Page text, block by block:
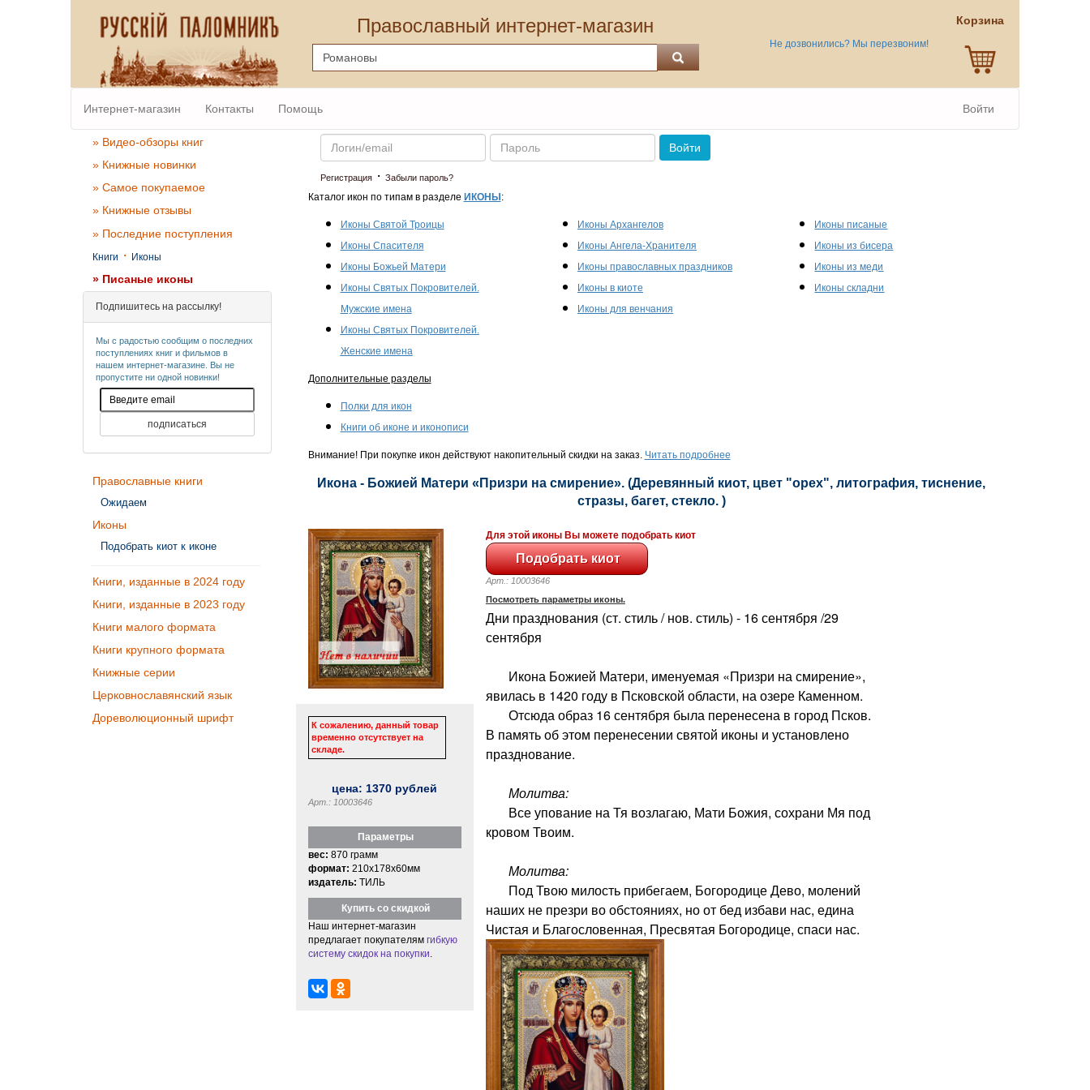
Православный интернет-магазин
Не дозвонились? Мы перезвоним!
Корзина
Интернет-магазин Контакты Помощь Войти
» Видео-обзоры книг
» Книжные новинки
» Самое покупаемое
» Книжные отзывы
» Последние поступления
Книги · Иконы
» Писаные иконы
Подпишитесь на рассылку!
Мы с радостью сообщим о последних
поступлениях книг и фильмов в
нашем интернет-магазине. Вы не
пропустите ни одной новинки!
Православные книги
Ожидаем
Иконы
Подобрать киот к иконе
Книги, изданные в 2024 году
Книги, изданные в 2023 году
Книги малого формата
Книги крупного формата
Книжные серии
Церковнославянский язык
Дореволюционный шрифт
Email Пароль
Войти
Регистрация· Забыли пароль?
Каталог икон по типам в разделе ИКОНЫ :
Иконы Святой Троицы
Иконы Спасителя
Иконы Божьей Матери
Иконы Святых Покровителей.
Мужские имена
Иконы Святых Покровителей.
Женские имена
Иконы Архангелов
Иконы Ангела-Хранителя
Иконы православных праздников
Иконы в киоте
Иконы для венчания
Иконы писаные
Иконы из бисера
Иконы из меди
Иконы складни
Дополнительные разделы
Полки для икон
Книги об иконе и иконописи
Внимание! При покупке икон действуют накопительный скидки на заказ. Читать подробнее
Икона - Божией Матери «Призри на смирение». (Деревянный киот, цвет "орех", литография, тиснение,
стразы, багет, стекло. )
К сожалению, данный товар
временно отсутствует на
складе.
цена: 1370 рублей
Арт.: 10003646
Параметры
вес: 870 грамм
формат: 210x178x60мм
издатель: ТИЛЬ
Купить со скидкой
Наш интернет-магазин
предлагает покупателям гибкую
систему скидок на покупки
Для этой иконы Вы можете подобрать киот
Арт.: 10003646
Посмотреть параметры иконы.
Дни празднования (ст. стиль / нов. стиль) - 16 сентября /29
сентября
Икона Божией Матери, именуемая «Призри на смирение»,
явилась в 1420 году в Псковской области, на озере Каменном.
Отсюда образ 16 сентября была перенесена в город Псков.
В память об этом перенесении святой иконы и установлено
празднование.
Молитва:
Все упование на Тя возлагаю, Мати Божия, сохрани Мя под
кровом Твоим.
Молитва:
Под Твою милость прибегаем, Богородице Дево, молений
наших не презри во обстояниях, но от бед избави нас, едина
Чистая и Благословенная, Пресвятая Богородице, спаси нас.